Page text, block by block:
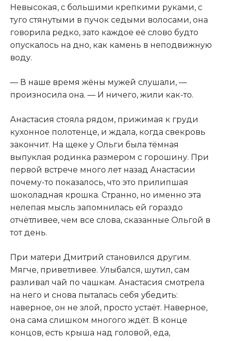
Невысокая, с большими крепкими руками, с
туго стянутыми в пучок седыми волосами, она
говорила редко, зато каждое её слово будто
опускалось на дно, как камень в неподвижную
воду.
— В наше время жёны мужей слушали, —
произносила она. — И ничего, жили как-то.
Анастасия стояла рядом, прижимая к груди
кухонное полотенце, и ждала, когда свекровь
закончит. На щеке у Ольги была тёмная
выпуклая родинка размером с горошину. При
первой встрече много лет назад Анастасии
почему-то показалось, что это прилипшая
шоколадная крошка. Странно, но именно эта
нелепая мысль запомнилась ей гораздо
отчётливее, чем все слова, сказанные Ольгой в
тот день.
При матери Дмитрий становился другим.
Мягче, приветливее. Улыбался, шутил, сам
разливал чай по чашкам. Анастасия смотрела
на него и снова пыталась себя убедить:
наверное, он не злой, просто устаёт. Наверное,
она сама слишком многого ждёт. В конце
концов, есть крыша над головой, еда,